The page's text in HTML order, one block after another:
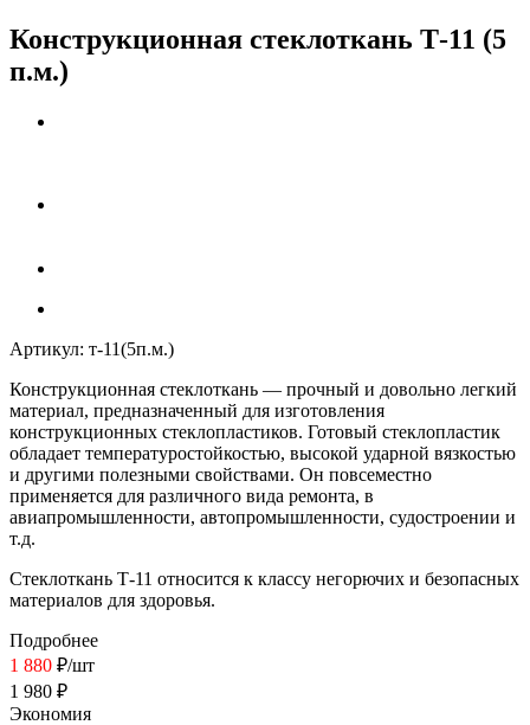
Конструкционная стеклоткань Т-11 (5
п.м.)
Артикул: т-11(5п.м.)
Конструкционная стеклоткань — прочный и довольно легкий
материал, предназначенный для изготовления
конструкционных стеклопластиков. Готовый стеклопластик
обладает температуростойкостью, высокой ударной вязкостью
и другими полезными свойствами. Он повсеместно
применяется для различного вида ремонта, в
авиапромышленности, автопромышленности, судостроении и
т.д.
Стеклоткань Т-11 относится к классу негорючих и безопасных
материалов для здоровья.
Подробнее
1 880 ₽/шт
1 980 ₽
Экономия